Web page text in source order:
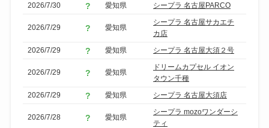
2026/7/30
愛知県 シープラ 名古屋PARCO
2026/7/29 愛知県
シープラ 名古屋サカエチ
カ店
2026/7/29
愛知県 シープラ 名古屋大須２号
2026/7/29 愛知県
ドリームカプセル イオン
タウン千種
2026/7/29
愛知県 シープラ 名古屋大須店
2026/7/28 愛知県
シープラ mozoワンダーシ
ティ